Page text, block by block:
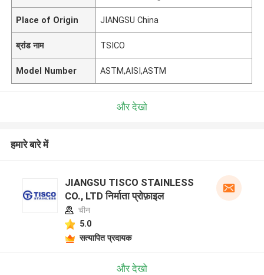
Place of Origin JIANGSU China
ब्रांड नाम TSICO
Model Number ASTM,AISI,ASTM
और देखो
हमारे बारे में
JIANGSU TISCO STAINLESS
CO., LTD निर्माता प्रोफ़ाइल
चीन
5.0
सत्यापित प्रदायक
और देखो